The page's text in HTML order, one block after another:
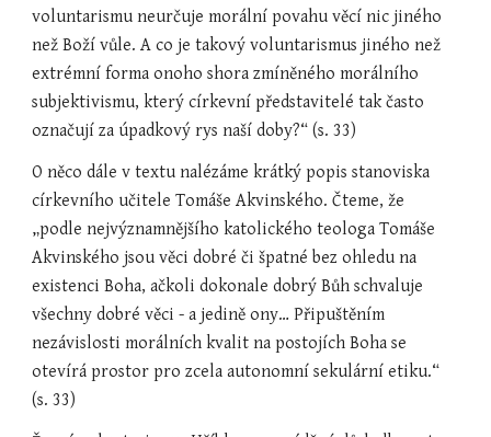
voluntarismu neurčuje morální povahu věcí nic jiného
než Boží vůle. A co je takový voluntarismus jiného než
extrémní forma onoho shora zmíněného morálního
subjektivismu, který církevní představitelé tak často
označují za úpadkový rys naší doby?“ (s. 33)
O něco dále v textu nalézáme krátký popis stanoviska
církevního učitele Tomáše Akvinského. Čteme, že
„podle nejvýznamnějšího katolického teologa Tomáše
Akvinského jsou věci dobré či špatné bez ohledu na
existenci Boha, ačkoli dokonale dobrý Bůh schvaluje
všechny dobré věci - a jedině ony… Připuštěním
nezávislosti morálních kvalit na postojích Boha se
otevírá prostor pro zcela autonomní sekulární etiku.“
(s. 33)